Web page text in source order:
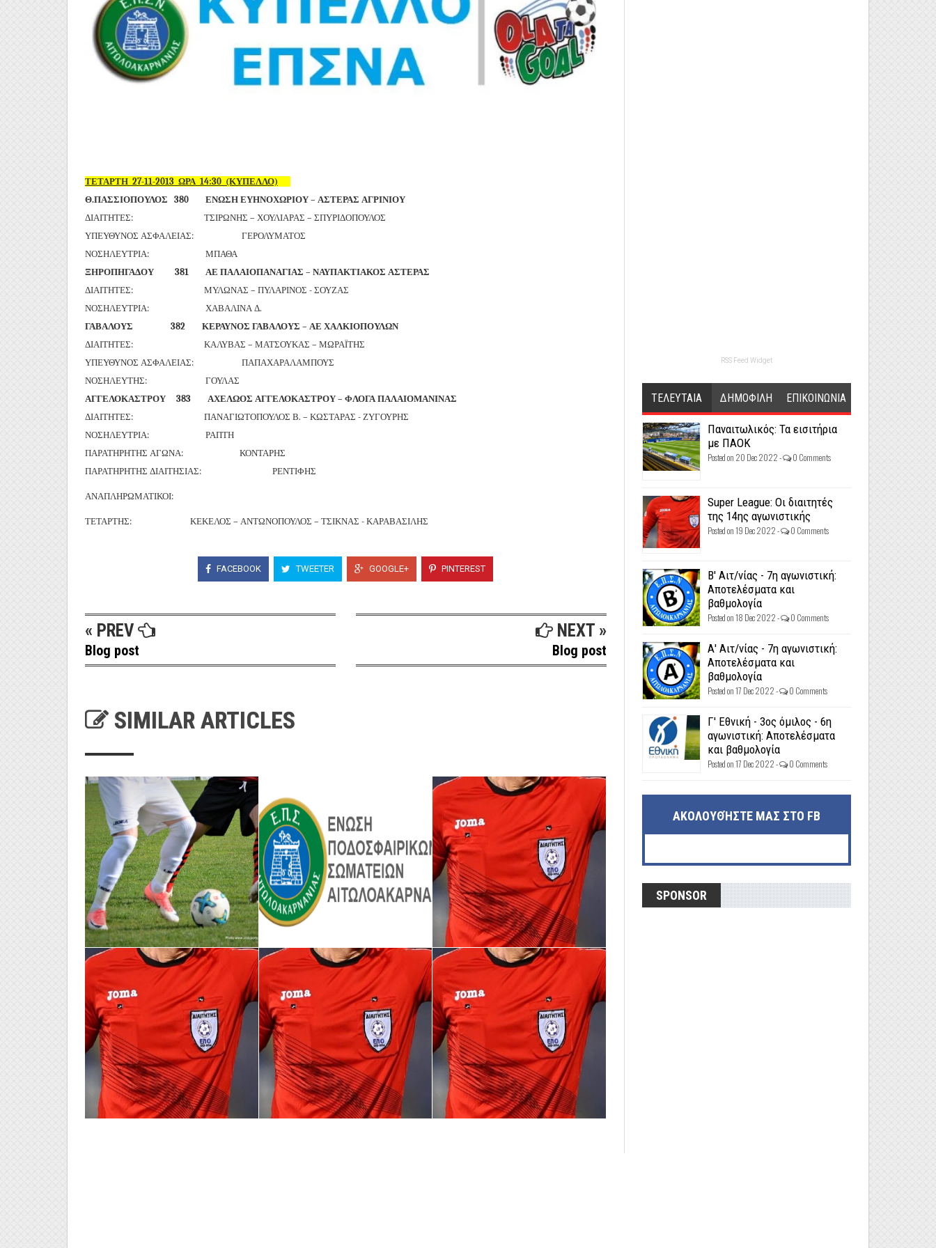
ΤΕΤΑΡΤΗ 27-11-2013 ΩΡΑ 14:30 (ΚΥΠΕΛΛΟ)
Θ.ΠΑΣΣΙΟΠΟΥΛΟΣ 380 ΕΝΩΣΗ ΕΥΗΝΟΧΩΡΙΟΥ – ΑΣΤΕΡΑΣ ΑΓΡΙΝΙΟΥ
ΔΙΑΙΤΗΤΕΣ: ΤΣΙΡΩΝΗΣ – ΧΟΥΛΙΑΡΑΣ – ΣΠΥΡΙΔΟΠΟΥΛΟΣ
ΥΠΕΥΘΥΝΟΣ ΑΣΦΑΛΕΙΑΣ: ΓΕΡΟΛΥΜΑΤΟΣ
ΝΟΣΗΛΕΥΤΡΙΑ: ΜΠΑΘΑ
ΞΗΡΟΠΗΓΑΔΟΥ 381 ΑΕ ΠΑΛΑΙΟΠΑΝΑΓΙΑΣ – ΝΑΥΠΑΚΤΙΑΚΟΣ ΑΣΤΕΡΑΣ
ΔΙΑΙΤΗΤΕΣ: ΜΥΛΩΝΑΣ – ΠΥΛΑΡΙΝΟΣ - ΣΟΥΖΑΣ
ΝΟΣΗΛΕΥΤΡΙΑ: ΧΑΒΑΛΙΝΑ Δ.
ΓΑΒΑΛΟΥΣ 382 ΚΕΡΑΥΝΟΣ ΓΑΒΑΛΟΥΣ – ΑΕ ΧΑΛΚΙΟΠΟΥΛΩΝ
ΔΙΑΙΤΗΤΕΣ: ΚΑΛΥΒΑΣ – ΜΑΤΣΟΥΚΑΣ – ΜΩΡΑΪΤΗΣ
ΥΠΕΥΘΥΝΟΣ ΑΣΦΑΛΕΙΑΣ: ΠΑΠΑΧΑΡΑΛΑΜΠΟΥΣ
ΝΟΣΗΛΕΥΤΗΣ: ΓΟΥΛΑΣ
ΑΓΓΕΛΟΚΑΣΤΡΟΥ 383 ΑΧΕΛΩΟΣ ΑΓΓΕΛΟΚΑΣΤΡΟΥ – ΦΛΟΓΑ ΠΑΛΑΙΟΜΑΝΙΝΑΣ
ΔΙΑΙΤΗΤΕΣ: ΠΑΝΑΓΙΩΤΟΠΟΥΛΟΣ Β. – ΚΩΣΤΑΡΑΣ - ΖΥΓΟΥΡΗΣ
ΝΟΣΗΛΕΥΤΡΙΑ: ΡΑΠΤΗ
ΠΑΡΑΤΗΡΗΤΗΣ ΑΓΩΝΑ: ΚΟΝΤΑΡΗΣ
ΠΑΡΑΤΗΡΗΤΗΣ ΔΙΑΙΤΗΣΙΑΣ: ΡΕΝΤΙΦΗΣ
ΑΝΑΠΛΗΡΩΜΑΤΙΚΟΙ:
ΤΕΤΑΡΤΗΣ: ΚΕΚΕΛΟΣ – ΑΝΤΩΝΟΠΟΥΛΟΣ – ΤΣΙΚΝΑΣ - ΚΑΡΑΒΑΣΙΛΗΣ
FACEBOOK TWEETER GOOGLE+ PINTEREST
« PREV
Blog post
NEXT »
Blog post
SIMILAR ARTICLES
RSS Feed Widget
ΤΕΛΕΥΤΑΙΑ ΔΗΜΟΦΙΛΗ ΕΠΙΚΟΙΝΩΝΙΑ
Παναιτωλικός: Τα εισιτήρια
με ΠΑΟΚ
Posted on 20 Dec 2022 - 0 Comments
Super League: Οι διαιτητές
της 14ης αγωνιστικής
Posted on 19 Dec 2022 - 0 Comments
Β' Αιτ/νίας - 7η αγωνιστική:
Αποτελέσματα και
βαθμολογία
Posted on 18 Dec 2022 - 0 Comments
Α' Αιτ/νίας - 7η αγωνιστική:
Αποτελέσματα και
βαθμολογία
Posted on 17 Dec 2022 - 0 Comments
Γ' Εθνική - 3ος όμιλος - 6η
αγωνιστική: Αποτελέσματα
και βαθμολογία
Posted on 17 Dec 2022 - 0 Comments
ΑΚΟΛΟΥΘΉΣΤΕ ΜΑΣ ΣΤΟ FB
SPONSOR